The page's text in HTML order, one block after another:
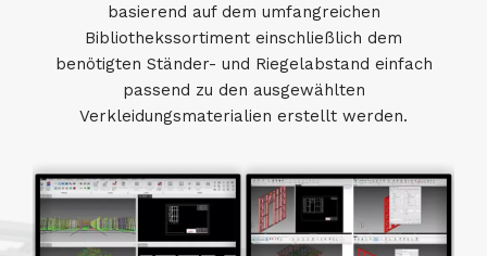
basierend auf dem umfangreichen
Bibliothekssortiment einschließlich dem
benötigten Ständer- und Riegelabstand einfach
passend zu den ausgewählten
Verkleidungsmaterialien erstellt werden.